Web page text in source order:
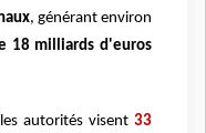
, générant environ
18 milliards d'euros
autorités visent 33